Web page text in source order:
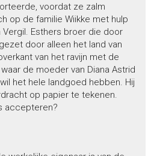
voordat ze zalm
op de familie Wiikke met hulp
Vergil. Esthers broer die door
door alleen het land van
van het ravijn met de
de moeder van Diana Astrid
het hele landgoed hebben. Hij
op papier te tekenen.
accepteren?